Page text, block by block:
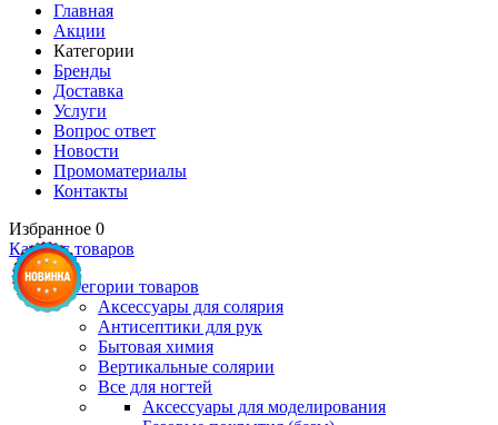
Главная
Акции
Категории
Бренды
Доставка
Услуги
Вопрос ответ
Новости
Промоматериалы
Контакты
Избранное 0
Каталог товаров
Категории товаров
Аксессуары для солярия
Антисептики для рук
Бытовая химия
Вертикальные солярии
Все для ногтей
Аксессуары для моделирования